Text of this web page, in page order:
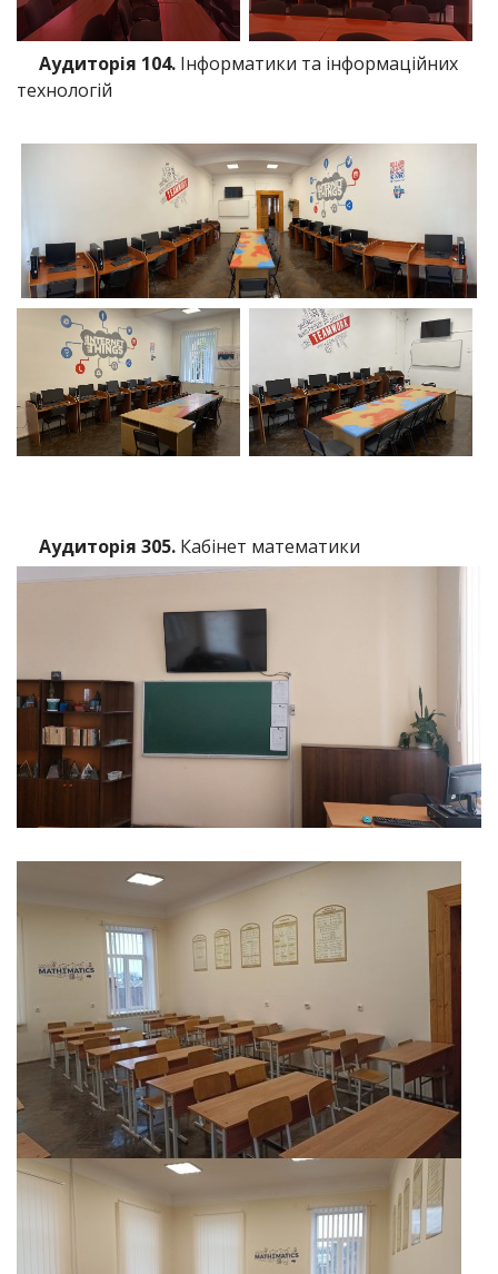
Аудиторія 104. Інформатики та інформаційних
технологій
Аудиторія 305. Кабінет математики